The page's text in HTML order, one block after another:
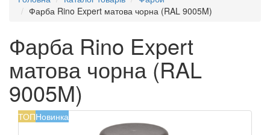
Фарба Rino Expert матова чорна (RAL 9005M)
Фарба Rino Expert
матова чорна (RAL
9005M)
ТОПНовинка